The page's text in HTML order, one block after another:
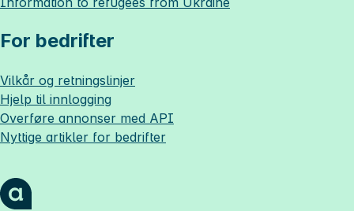
For bedrifter
Vilkår og retningslinjer
Hjelp til innlogging
Overføre annonser med API
Nyttige artikler for bedrifter